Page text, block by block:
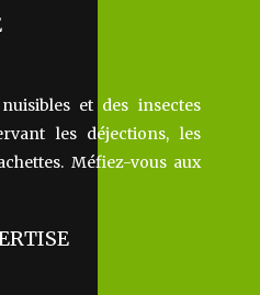
et des insectes
les déjections, les
Méfiez-vous aux